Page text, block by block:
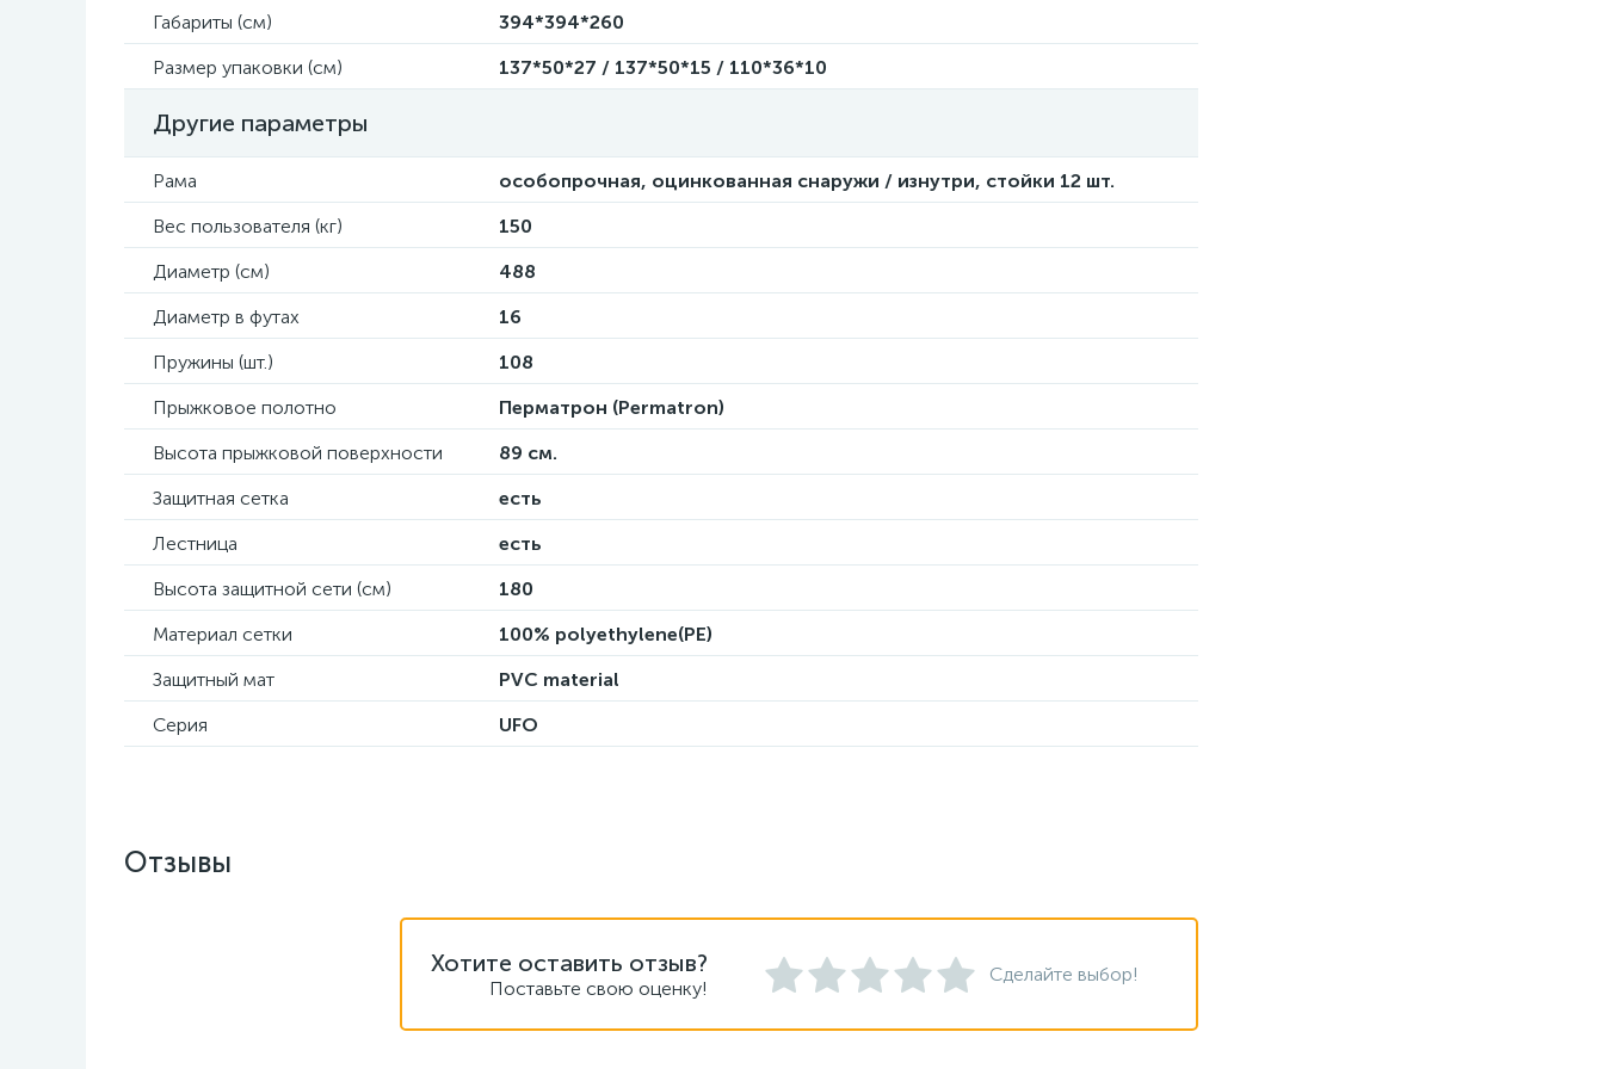
Габариты (см)
394*394*260
Размер упаковки (см)
137*50*27 / 137*50*15 / 110*36*10
Другие параметры
Рама
особопрочная, оцинкованная снаружи / изнутри, стойки 12 шт.
Вес пользователя (кг)
150
Диаметр (см)
488
Диаметр в футах
16
Пружины (шт.)
108
Прыжковое полотно
Перматрон (Permatron)
Высота прыжковой поверхности
89 см.
Защитная сетка
есть
Лестница
есть
Высота защитной сети (см)
180
Материал сетки
100% polyethylene(PE)
Защитный мат
PVC material
Серия
UFO
Отзывы
Хотите оставить отзыв?
Поставьте свою оценку!
Сделайте выбор!